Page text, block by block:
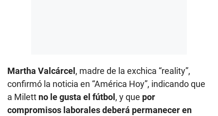
Martha Valcárcel , madre de la exchica “reality”,
confirmó la noticia en “América Hoy”, indicando que
a Milett no le gusta el fútbol , y que por
compromisos laborales deberá permanecer en